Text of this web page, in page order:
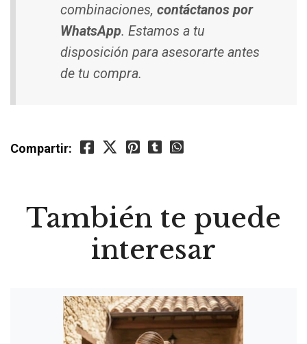
combinaciones, contáctanos por
WhatsApp. Estamos a tu
disposición para asesorarte antes
de tu compra.
Compartir:
También te puede
interesar